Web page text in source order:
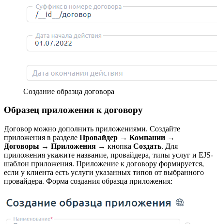
Создание образца договора
Образец приложения к договору
Договор можно дополнить приложениями. Создайте
приложения в разделе Провайдер → Компании →
Договоры → Приложения → кнопка Создать. Для
приложения укажите название, провайдера, типы услуг и EJS-
шаблон приложения. Приложение к договору формируется,
если у клиента есть услуги указанных типов от выбранного
провайдера. Форма создания образца приложения: